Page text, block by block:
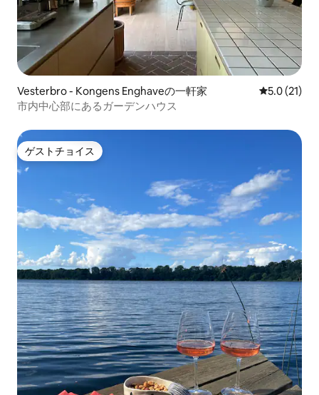
Vesterbro - Kongens Enghaveの一軒家 レビュー21
5.0 (21)
市内中心部にあるガーデンハウス
ゲストチョイス
ゲストチョイス